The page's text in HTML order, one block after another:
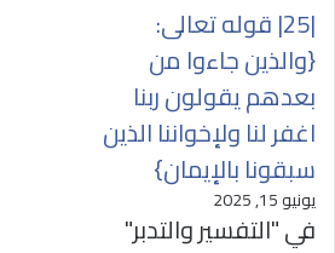
|25| قوله تعالى:
{والذين جاءوا من
بعدهم يقولون ربنا
اغفر لنا ولإخواننا الذين
سبقونا بالإيمان}
يونيو 15, 2025
في "التفسير والتدبر"